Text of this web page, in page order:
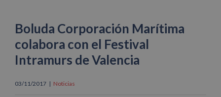
Boluda Corporación Marítima
colabora con el Festival
Intramurs de Valencia
03/11/2017 | Noticias